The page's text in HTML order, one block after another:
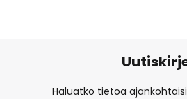
Haluatko tietoa